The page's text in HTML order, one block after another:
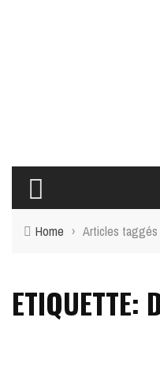
Home › Articles taggés
ETIQUETTE: